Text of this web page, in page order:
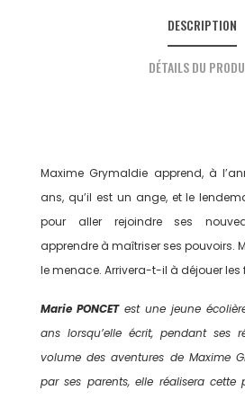
DESCRIPTION
DÉTAILS DU
Maxime Grymaldie apprend, à
ans, qu’il est un ange, et le
pour aller rejoindre ses
apprendre à maîtriser ses pouvoirs.
le menace. Arrivera-t-il à déjouer les
Marie PONCETest une jeune
ans lorsqu’elle écrit, pendant ses
volume des aventures de Maxime
par ses parents, elle réalisera cette